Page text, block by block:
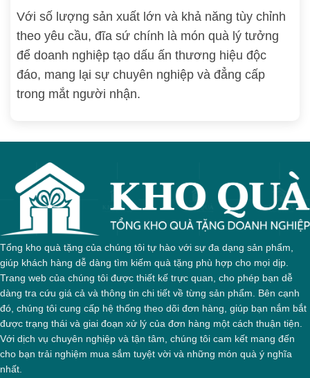
Với số lượng sản xuất lớn và khả năng tùy chỉnh
theo yêu cầu, đĩa sứ chính là món quà lý tưởng
để doanh nghiệp tạo dấu ấn thương hiệu độc
đáo, mang lại sự chuyên nghiệp và đẳng cấp
trong mắt người nhận.
Tổng kho quà tặng của chúng tôi tự hào với sự đa dạng sản phẩm,
giúp khách hàng dễ dàng tìm kiếm quà tặng phù hợp cho mọi dịp.
Trang web của chúng tôi được thiết kế trực quan, cho phép bạn dễ
dàng tra cứu giá cả và thông tin chi tiết về từng sản phẩm. Bên cạnh
đó, chúng tôi cung cấp hệ thống theo dõi đơn hàng, giúp bạn nắm bắt
được trạng thái và giai đoạn xử lý của đơn hàng một cách thuận tiện.
Với dịch vụ chuyên nghiệp và tận tâm, chúng tôi cam kết mang đến
cho bạn trải nghiệm mua sắm tuyệt vời và những món quà ý nghĩa
nhất.